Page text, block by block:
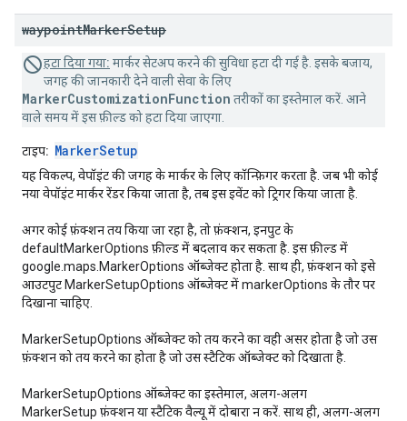
waypointMarkerSetup
हटा दिया गया: मार्कर सेटअप करने की सुविधा हटा दी गई है. इसके बजाय,
जगह की जानकारी देने वाली सेवा के लिए
MarkerCustomizationFunction तरीकों का इस्तेमाल करें. आने
वाले समय में इस फ़ील्ड को हटा दिया जाएगा.
टाइप: MarkerSetup
यह विकल्प, वेपॉइंट की जगह के मार्कर के लिए कॉन्फ़िगर करता है. जब भी कोई
नया वेपॉइंट मार्कर रेंडर किया जाता है, तब इस इवेंट को ट्रिगर किया जाता है.
अगर कोई फ़ंक्शन तय किया जा रहा है, तो फ़ंक्शन, इनपुट के
defaultMarkerOptions फ़ील्ड में बदलाव कर सकता है. इस फ़ील्ड में
google.maps.MarkerOptions ऑब्जेक्ट होता है. साथ ही, फ़ंक्शन को इसे
आउटपुट MarkerSetupOptions ऑब्जेक्ट में markerOptions के तौर पर
दिखाना चाहिए.
MarkerSetupOptions ऑब्जेक्ट को तय करने का वही असर होता है जो उस
फ़ंक्शन को तय करने का होता है जो उस स्टैटिक ऑब्जेक्ट को दिखाता है.
MarkerSetupOptions ऑब्जेक्ट का इस्तेमाल, अलग-अलग
MarkerSetup फ़ंक्शन या स्टैटिक वैल्यू में दोबारा न करें. साथ ही, अलग-अलग